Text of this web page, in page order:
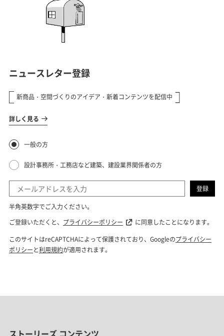
ストーリーズ コンテンツ